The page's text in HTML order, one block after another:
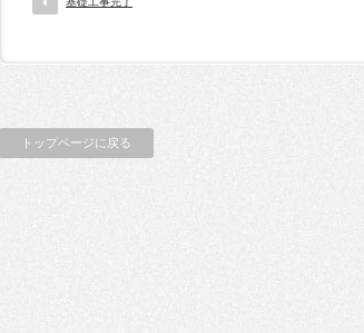
トップページに戻る